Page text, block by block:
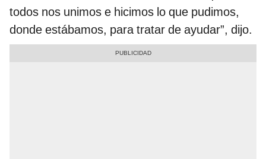
todos nos unimos e hicimos lo que pudimos,
donde estábamos, para tratar de ayudar”, dijo.